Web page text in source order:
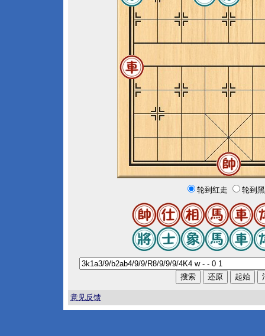
轮到红走 轮到
意见反馈